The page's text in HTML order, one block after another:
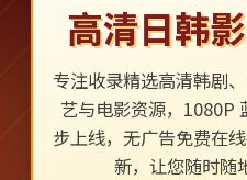
高清日韩
专注收录精选高清韩剧
艺与电影资源，1080P
步上线，无广告免费在
新，让您随时随